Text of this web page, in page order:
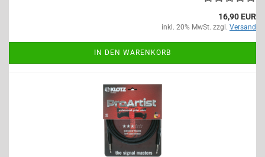
16,90 EUR
inkl. 20% MwSt. zzgl. Versand
IN DEN WARENKORB